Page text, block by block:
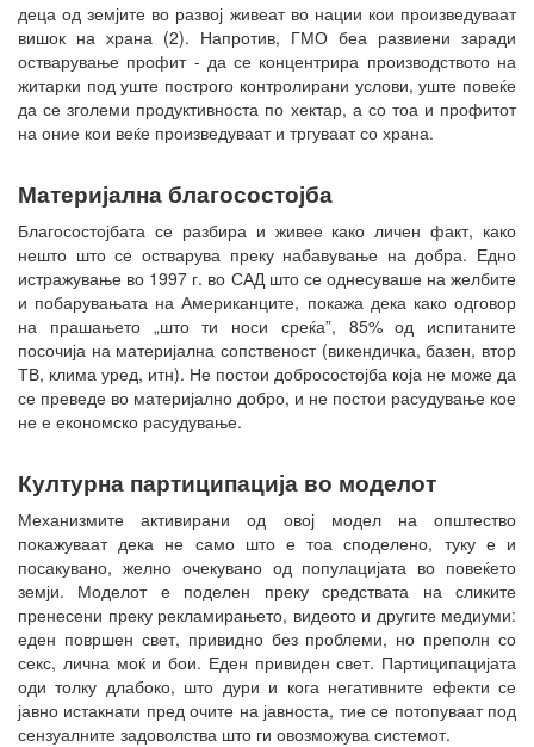
деца од земјите во развој живеат во нации кои произведуваат
вишок на храна (2). Напротив, ГМО беа развиени заради
остварување профит - да се концентрира производството на
житарки под уште построго контролирани услови, уште повеќе
да се зголеми продуктивноста по хектар, а со тоа и профитот
на оние кои веќе произведуваат и тргуваат со храна.
Материјална благосостојба
Благосостојбата се разбира и живее како личен факт, како
нешто што се остварува преку набавување на добра. Едно
истражување во 1997 г. во САД што се однесуваше на желбите
и побарувањата на Американците, покажа дека како одговор
на прашањето „што ти носи среќа”, 85% од испитаните
посочија на материјална сопственост (викендичка, базен, втор
ТВ, клима уред, итн). Не постои добросостојба која не може да
се преведе во материјално добро, и не постои расудување кое
не е економско расудување.
Културна партиципација во моделот
Механизмите активирани од овој модел на општество
покажуваат дека не само што е тоа споделено, туку е и
посакувано, желно очекувано од популацијата во повеќето
земји. Моделот е поделен преку средствата на сликите
пренесени преку рекламирањето, видеото и другите медиуми:
еден површен свет, привидно без проблеми, но преполн со
секс, лична моќ и бои. Еден привиден свет. Партиципацијата
оди толку длабоко, што дури и кога негативните ефекти се
јавно истакнати пред очите на јавноста, тие се потопуваат под
сензуалните задоволства што ги овозможува системот.